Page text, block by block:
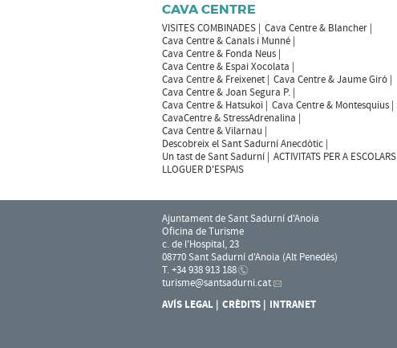
CAVA CENTRE
VISITES COMBINADES
Cava Centre & Blancher
Cava Centre & Canals i Munné
Cava Centre & Fonda Neus
Cava Centre & Espai Xocolata
Cava Centre & Freixenet
Cava Centre & Jaume Giró
Cava Centre & Joan Segura P.
Cava Centre & Hatsukoi
Cava Centre & Montesquius
CavaCentre & StressAdrenalina
Cava Centre & Vilarnau
Descobreix el Sant Sadurní Anecdòtic
Un tast de Sant Sadurní
ACTIVITATS PER A ESCOLARS
LLOGUER D'ESPAIS
Ajuntament de Sant Sadurní d'Anoia
Oficina de Turisme
c. de l'Hospital, 23
08770 Sant Sadurní d'Anoia (Alt Penedès)
T. +34 938 913 188
turisme@santsadurni.cat
AVÍS LEGAL CRÈDITS INTRANET